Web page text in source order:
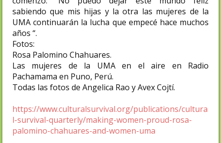
sabiendo que mis hijas y la otra las mujeres de la
UMA continuarán la lucha que empecé hace muchos
años “.
Fotos:
Rosa Palomino Chahuares.
Las mujeres de la UMA en el aire en Radio
Pachamama en Puno, Perú.
Todas las fotos de Angelica Rao y Avex Cojtí.
https://www.culturalsurvival.org/publications/cultura
l-survival-quarterly/making-women-proud-rosa-
palomino-chahuares-and-women-uma